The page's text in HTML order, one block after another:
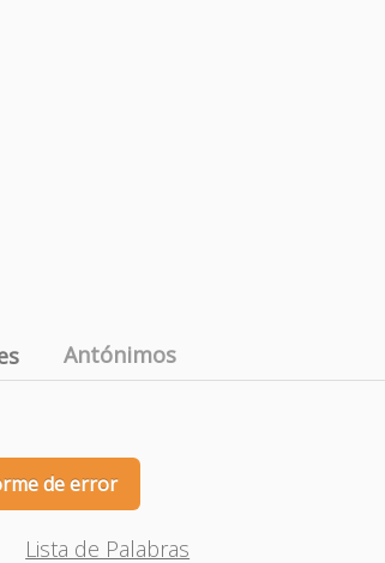
Antónimos
de error
Lista de Palabras